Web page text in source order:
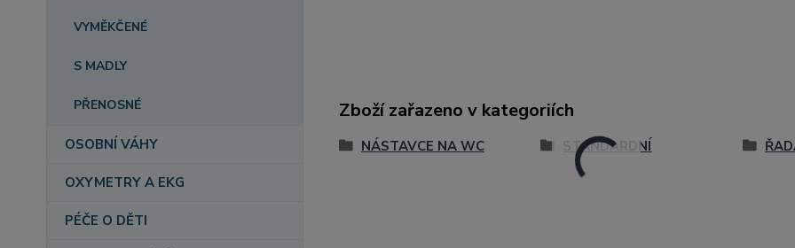
VYMĚKČENÉ
S MADLY
PŘENOSNÉ
OSOBNÍ VÁHY
OXYMETRY A EKG
PÉČE O DĚTI
Zboží zařazeno v kategoriích
NÁSTAVCE NA WC STANDARDNÍ